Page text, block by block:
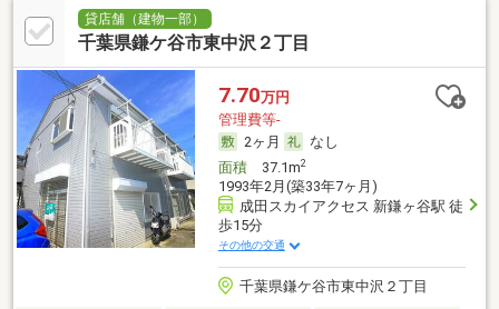
貸店舗（建物一部）
千葉県鎌ケ谷市東中沢２丁目
7.70万円
管理費等-
2ヶ月
なし
面積37.1m2
1993年2月(築33年7ヶ月)
成田スカイアクセス 新鎌ヶ谷駅 徒
歩15分
その他の交通
千葉県鎌ケ谷市東中沢２丁目